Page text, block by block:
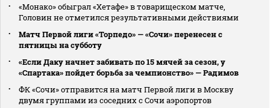
«Монако» обыграл «Хетафе» в товарищеском матче,
Головин не отметился результативными действиями
Матч Первой лиги «Торпедо» — «Сочи» перенесен с
пятницы на субботу
«Если Даку начнет забивать по 15 мячей за сезон, у
«Спартака» пойдет борьба за чемпионство» — Радимов
ФК «Сочи» отправится на матч Первой лиги в Москву
двумя группами из соседних с Сочи аэропортов